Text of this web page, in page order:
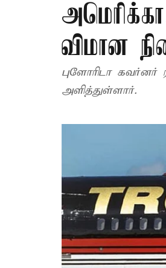
விமான
புளோரிடா கவர்னர்
அளித்துள்ளார்.